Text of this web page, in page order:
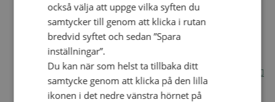
Internationellt
Internationella avdelningen
Utsända och arbeten
Engagera dig internationellt
Missionsinspiratörens verktygslåda
Entreprenörskap, företagande och Guds rike
Kontakt
Kalender
också välja att uppge vilka syften du
samtycker till genom att klicka i rutan
bredvid syftet och sedan ”Spara
inställningar”.
Du kan när som helst ta tillbaka ditt
samtycke genom att klicka på den lilla
ikonen i det nedre vänstra hörnet på